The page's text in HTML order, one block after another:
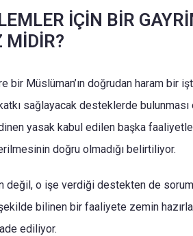
İÇİN BİR
MİDİR?
bir Müslüman’ın doğrudan haram bir
sağlayacak desteklerde
yasak kabul edilen başka
doğru olmadığı belirtiliyor.
değil, o işe verdiği destekten de
bilinen bir faaliyete zemin
ediliyor.